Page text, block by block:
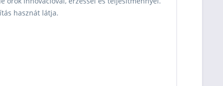
Mint 569000 Ft Nincs raktáron
hasznát látja.